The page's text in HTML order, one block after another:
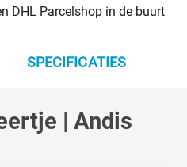
DHL Parcelshop in de buurt
SPECIFICATIES
| Andis